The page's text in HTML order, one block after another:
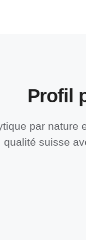
Profil
par nature
qualité suisse